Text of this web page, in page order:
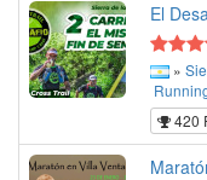
El
»
420